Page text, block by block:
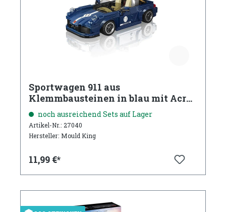
Sportwagen 911 aus
Klemmbausteinen in blau mit Acryl
Vitrine
noch ausreichend Sets auf Lager
Artikel-Nr.: 27040
Hersteller: Mould King
11,99 €*